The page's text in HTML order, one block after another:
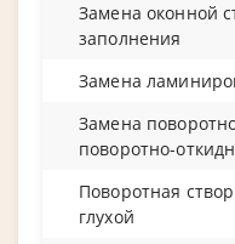
Замена оконной
заполнения
Замена
Замена
поворотно-
Поворотная
глухой